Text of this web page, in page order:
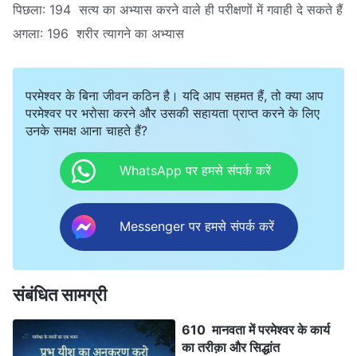
पिछला: 194 सत्य का अभ्यास करने वाले ही परीक्षणों में गवाही दे सकते हैं
अगला: 196 शरीर त्यागने का अभ्यास
परमेश्वर के बिना जीवन कठिन है। यदि आप सहमत हैं, तो क्या आप
परमेश्वर पर भरोसा करने और उसकी सहायता प्राप्त करने के लिए
उनके समक्ष आना चाहते हैं?
WhatsApp पर हमसे संपर्क करें
Messenger पर हमसे संपर्क करें
संबंधित सामग्री
610 मानवता में परमेश्वर के कार्य
का तरीक़ा और सिद्धांत